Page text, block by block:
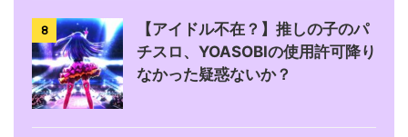
8
【アイドル不在？】推しの子のパ
チスロ、YOASOBIの使用許可降り
なかった疑惑ないか？